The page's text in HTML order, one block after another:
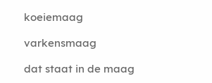
koeiemaag
varkensmaag
dat staat in de maag